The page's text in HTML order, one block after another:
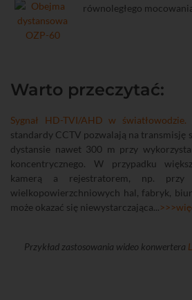
równoległego
Warto przeczytać:
Sygnał HD-TVI/AHD w światłowodzie.
standardy CCTV pozwalają na transmisję
dystansie nawet 300 m przy
koncentrycznego. W przypadku
kamerą a rejestratorem, np. przy
wielkopowierzchniowych hal, fabryk,
może okazać się niewystarczająca...
Przykład zastosowania wideo konwertera